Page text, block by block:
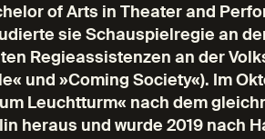
of Arts in Theater and
sie Schauspielregie an
Regieassistenzen an der
und »Coming Society«). Im
Leuchtturm« nach dem
heraus und wurde 2019 nach